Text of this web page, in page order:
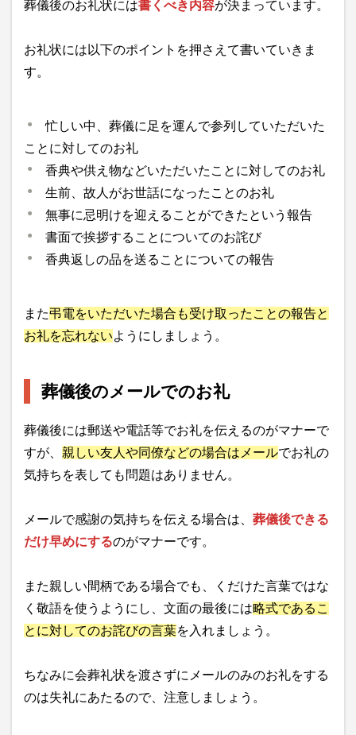
葬儀後のお礼状には書くべき内容が決まっています。
お礼状には以下のポイントを押さえて書いていきま
す。
忙しい中、葬儀に足を運んで参列していただいた
ことに対してのお礼
香典や供え物などいただいたことに対してのお礼
生前、故人がお世話になったことのお礼
無事に忌明けを迎えることができたという報告
書面で挨拶することについてのお詫び
香典返しの品を送ることについての報告
また弔電をいただいた場合も受け取ったことの報告と
お礼を忘れないようにしましょう。
葬儀後のメールでのお礼
葬儀後には郵送や電話等でお礼を伝えるのがマナーで
すが、 親しい友人や同僚などの場合はメールでお礼の
気持ちを表しても問題はありません。
メールで感謝の気持ちを伝える場合は、 葬儀後できる
だけ早めにするのがマナーです。
また親しい間柄である場合でも、くだけた言葉ではな
く敬語を使うようにし、文面の最後には略式であるこ
とに対してのお詫びの言葉を入れましょう。
ちなみに会葬礼状を渡さずにメールのみのお礼をする
のは失礼にあたるので、注意しましょう。